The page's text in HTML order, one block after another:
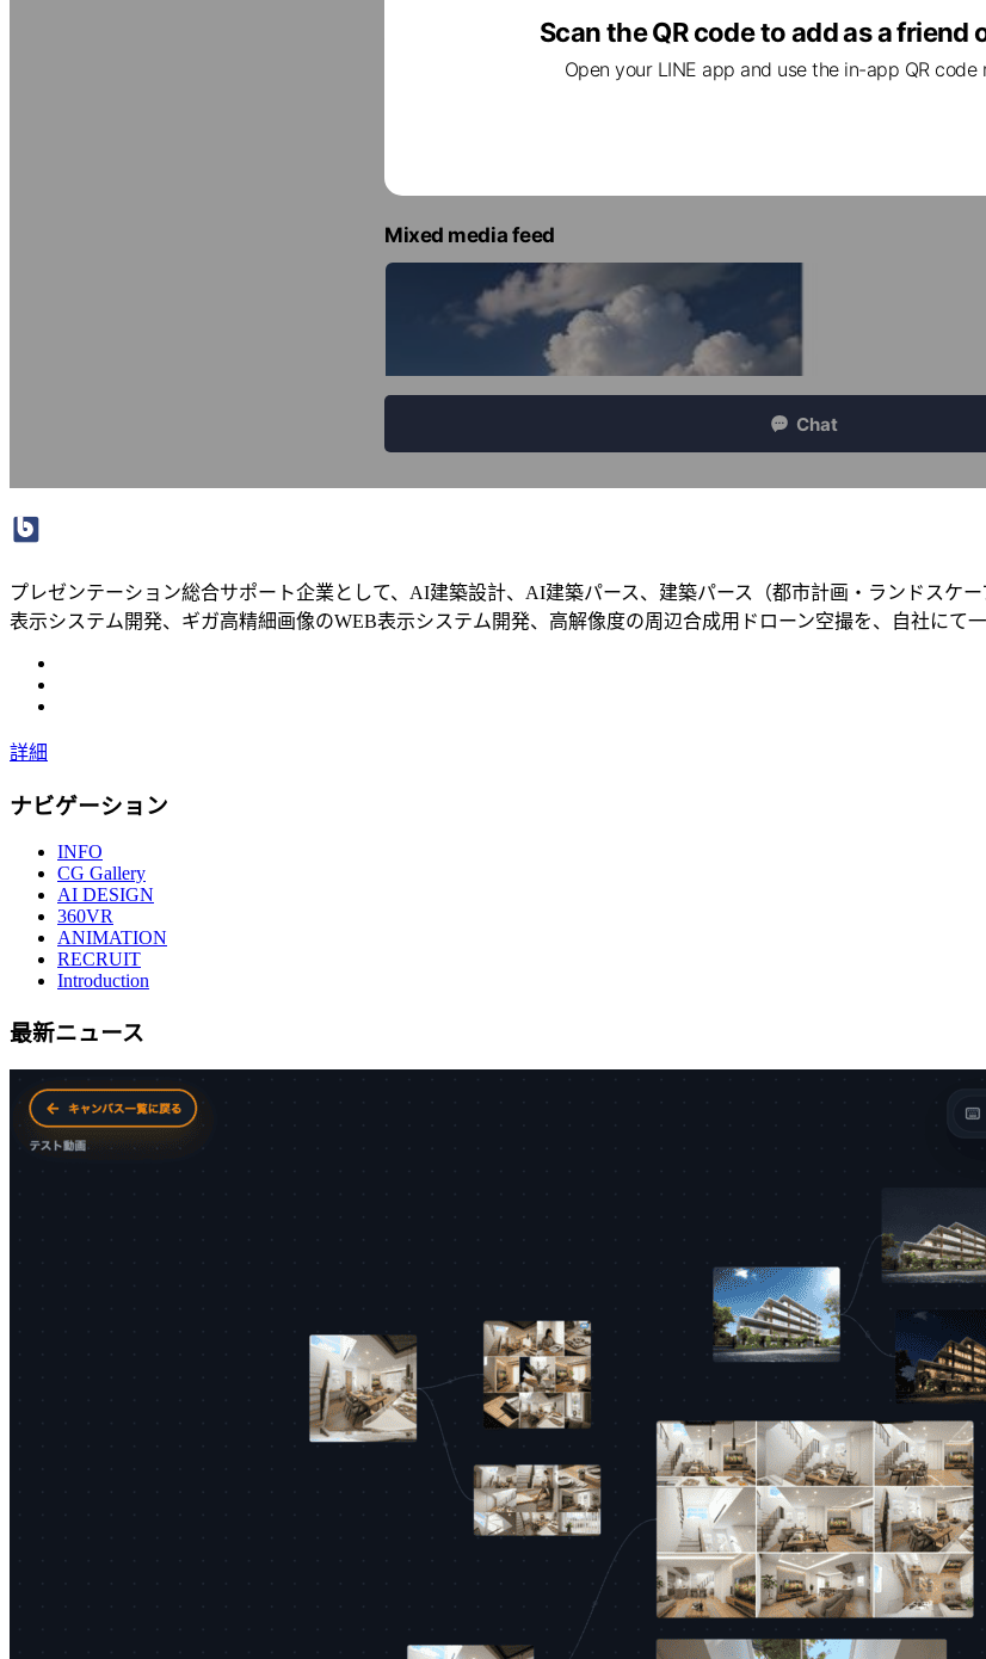
プレゼンテーション総合サポート企業として、AI建築設計、AI建築パース、建築パース（都市計画・ランドスケ
表示システム開発、ギガ高精細画像のWEB表示システム開発、高解像度の周辺合成用ドローン空撮を、自社にて
詳細
ナビゲーション
INFO
CG Gallery
AI DESIGN
360VR
ANIMATION
RECRUIT
Introduction
最新ニュース